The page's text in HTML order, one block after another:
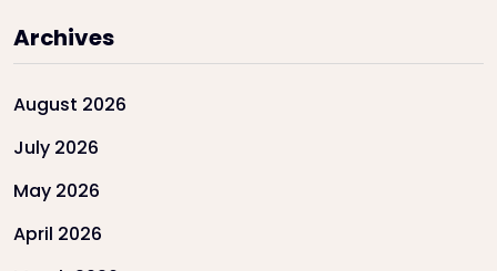
Archives
August 2026
July 2026
May 2026
April 2026